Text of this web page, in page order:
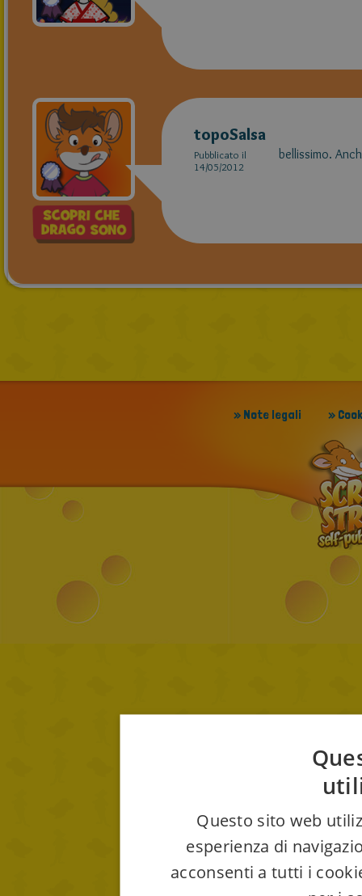
topoSalsa
Pubblicato il
14/05/2012
bellissimo.
» Note legali »
Questo sito web
esperienza di
acconsenti a tutti i